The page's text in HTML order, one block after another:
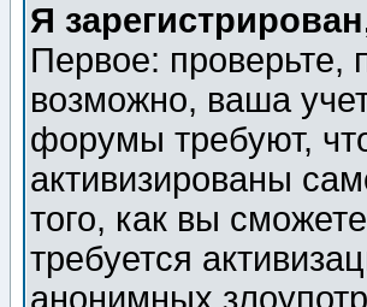
Я
Первое: проверьте,
возможно, ваша
форумы требуют,
активизированы
того, как вы
требуется
анонимных